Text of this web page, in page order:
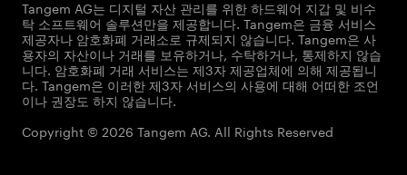
Tangem AG는 디지털 자산 관리를 위한 하드웨어 지갑 및 비수
탁 소프트웨어 솔루션만을 제공합니다. Tangem은 금융 서비스
제공자나 암호화폐 거래소로 규제되지 않습니다. Tangem은 사
용자의 자산이나 거래를 보유하거나, 수탁하거나, 통제하지 않습
니다. 암호화폐 거래 서비스는 제3자 제공업체에 의해 제공됩니
다. Tangem은 이러한 제3자 서비스의 사용에 대해 어떠한 조언
이나 권장도 하지 않습니다.